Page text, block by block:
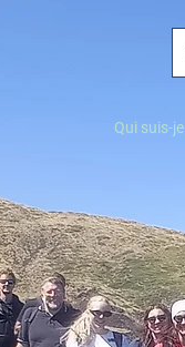
Qui suis-je